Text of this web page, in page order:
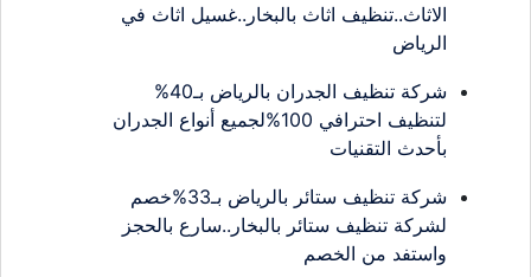
الاثاث..تنظيف اثاث بالبخار..غسيل اثاث في
الرياض
شركة تنظيف الجدران بالرياض بـ40%
لتنظيف احترافي 100%لجميع أنواع الجدران
بأحدث التقنيات
شركة تنظيف ستائر بالرياض بـ33%خصم
لشركة تنظيف ستائر بالبخار..سارع بالحجز
واستفد من الخصم